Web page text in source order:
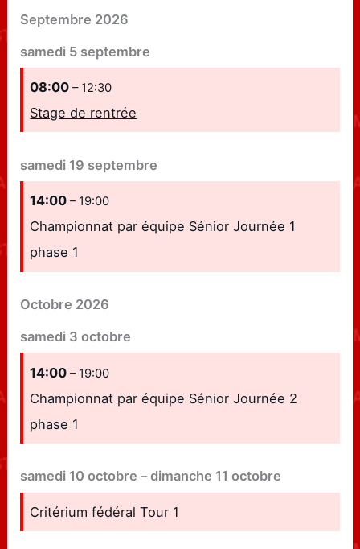
Septembre 2026
samedi 5 septembre
08:00– 12:30
Stage de rentrée
samedi 19 septembre
14:00– 19:00
Championnat par équipe Sénior Journée 1
phase 1
Octobre 2026
samedi 3 octobre
14:00– 19:00
Championnat par équipe Sénior Journée 2
phase 1
samedi 10 octobre –dimanche 11 octobre
Critérium fédéral Tour 1